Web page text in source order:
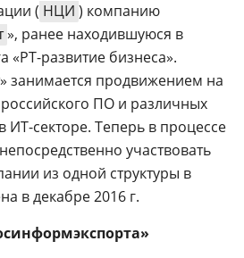
( НЦИ ) компанию
», ранее находившуюся в
«РТ-развитие бизнеса».
занимается продвижением на
ПО и различных
ИТ-секторе. Теперь в процессе
участвовать
из одной структуры в
в декабре 2016 г.